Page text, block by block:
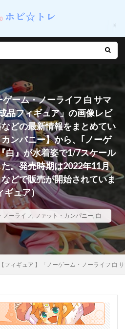
ゲーム・ノーライフ 白 サマ
品フィギュア」の画像レビ
どの最新情報をまとめてい
ンパニー】から、｢ノーゲ
白』が水着姿で1/7スケール
。発売時期は2022年11月
どで販売が開始されていま
ギュア）
ノーライフ, ファット・カンパニー, 白
【フィギュア 】「ノーゲーム・ノーライフ